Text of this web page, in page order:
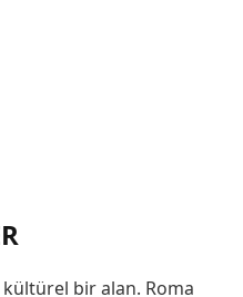
bir alan. Roma